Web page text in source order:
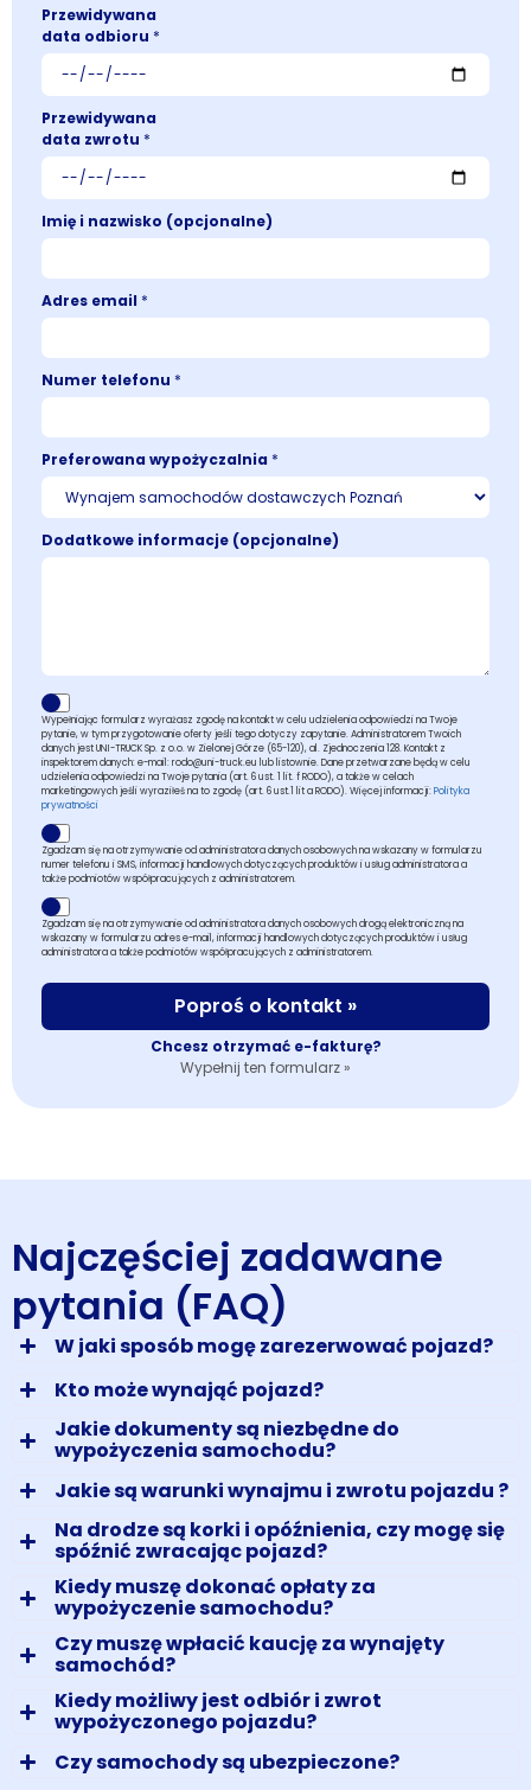
Przewidywana
data odbioru *
Przewidywana
data zwrotu *
Imię i nazwisko (opcjonalne)
Adres email *
Numer telefonu *
Preferowana wypożyczalnia *
Dodatkowe informacje (opcjonalne)
Wypełniając formularz wyrażasz zgodę na kontakt w celu udzielenia odpowiedzi na Twoje
pytanie, w tym przygotowanie oferty jeśli tego dotyczy zapytanie. Administratorem Twoich
danych jest UNI-TRUCK Sp. z o.o. w Zielonej Górze (65-120), al. Zjednoczenia 128. Kontakt z
inspektorem danych: e-mail: rodo@uni-truck.eu lub listownie. Dane przetwarzane będą w celu
udzielenia odpowiedzi na Twoje pytania (art. 6 ust. 1 lit. f RODO), a także w celach
marketingowych jeśli wyraziłeś na to zgodę (art. 6 ust.1 lit a RODO). Więcej informacji:Polityka
prywatności
Zgadzam się na otrzymywanie od administratora danych osobowych na wskazany w formularzu
numer telefonu i SMS, informacji handlowych dotyczących produktów i usług administratora a
także podmiotów współpracujących z administratorem.
Zgadzam się na otrzymywanie od administratora danych osobowych drogą elektroniczną na
wskazany w formularzu adres e-mail, informacji handlowych dotyczących produktów i usług
administratora a także podmiotów współpracujących z administratorem.
Poproś o kontakt »
Chcesz otrzymać e-fakturę?
Wypełnij ten formularz »
Najczęściej zadawane
pytania (FAQ)
W jaki sposób mogę zarezerwować pojazd?
Kto może wynająć pojazd?
Jakie dokumenty są niezbędne do
wypożyczenia samochodu?
Jakie są warunki wynajmu i zwrotu pojazdu ?
Na drodze są korki i opóźnienia, czy mogę się
spóźnić zwracając pojazd?
Kiedy muszę dokonać opłaty za
wypożyczenie samochodu?
Czy muszę wpłacić kaucję za wynajęty
samochód?
Kiedy możliwy jest odbiór i zwrot
wypożyczonego pojazdu?
Czy samochody są ubezpieczone?